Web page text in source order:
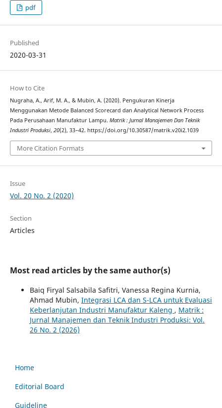
pdf
Published
2020-03-31
How to Cite
Nugraha, A., Arif, M. A., & Mubin, A. (2020). Pengukuran Kinerja
Menggunakan Metode Balanced Scorecard dan Analytical Network Process
Pada Perusahaan Manufaktur Lampu. Matrik : Jurnal Manajemen Dan Teknik
Industri Produksi, 20(2), 33–42. https://doi.org/10.30587/matrik.v20i2.1039
More Citation Formats
Issue
Vol. 20 No. 2 (2020)
Section
Articles
Most read articles by the same author(s)
Baiq Firyal Salsabila Safitri, Vanessa Regina Kurnia,
Ahmad Mubin, Integrasi LCA dan S-LCA untuk Evaluasi
Keberlanjutan Industri Manufaktur Kaleng , Matrik :
Jurnal Manajemen dan Teknik Industri Produksi: Vol.
26 No. 2 (2026)
Home
Editorial Board
Guideline